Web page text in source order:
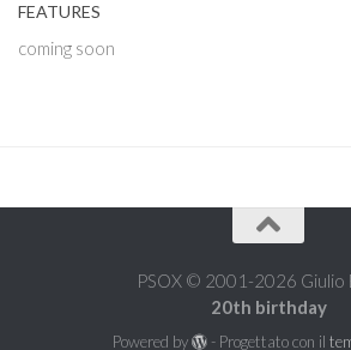
FEATURES
coming soon
PSOX © 2001-2026 Giulio
20th birthday
Powered by - Progettato con il